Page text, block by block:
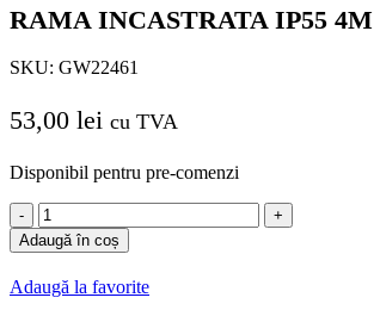
RAMA INCASTRATA IP55 4M
SKU: GW22461
53,00 lei cu TVA
Disponibil pentru pre-comenzi
Cantitate
RAMA
INCASTRATA
IP55
4M
Adaugă în coș
Adaugă la favorite